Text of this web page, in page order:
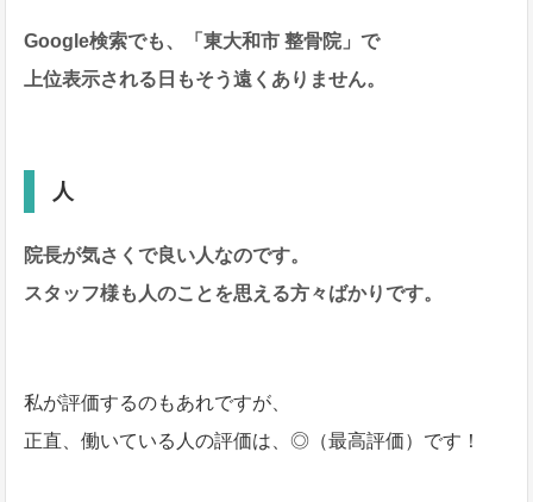
Google検索でも、「東大和市 整骨院」で
上位表示される日もそう遠くありません。
人
院長が気さくで良い人なのです。
スタッフ様も人のことを思える方々ばかりです。
私が評価するのもあれですが、
正直、働いている人の評価は、◎（最高評価）です！